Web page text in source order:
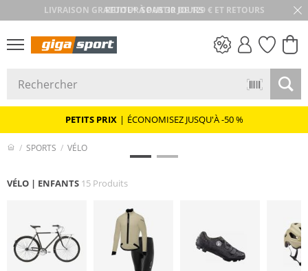
RETOUR SOUS 30 JOURS
PETITS PRIX | ÉCONOMISEZ JUSQU'À -50 %
SPORTS VÉLO
VÉLO | ENFANTS 15 Produits